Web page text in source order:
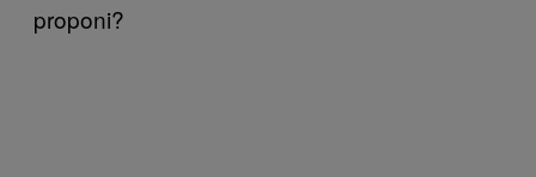
proponi?